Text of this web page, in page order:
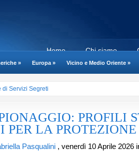
Chi siamo
Home
» Europa » Vicino e Medio Oriente »
di Servizi Segreti
PROFILI
PER LA PROTEZIONE
Pasqualini , venerdì 10 Aprile 2026